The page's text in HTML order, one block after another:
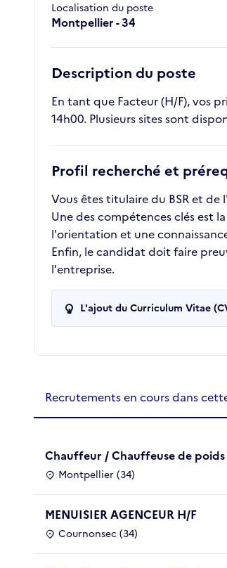
Localisation du poste
Montpellier - 34
Description du poste
En tant que Facteur (H/F), vos
14h00. Plusieurs sites sont
Profil recherché et
Vous êtes titulaire du BSR et
Une des compétences clés est
l'orientation et une
Enfin, le candidat doit faire
l'entreprise.
L'ajout du Curriculum Vitae
Recrutements de la
Recrutements en cours dans
Chauffeur / Chauffeuse de
Montpellier (34)
MENUISIER AGENCEUR H/F
Cournonsec (34)